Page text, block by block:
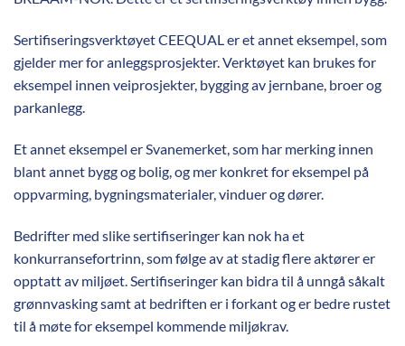
Sertifiseringsverktøyet CEEQUAL er et annet eksempel, som
gjelder mer for anleggsprosjekter. Verktøyet kan brukes for
eksempel innen veiprosjekter, bygging av jernbane, broer og
parkanlegg.
Et annet eksempel er Svanemerket, som har merking innen
blant annet bygg og bolig, og mer konkret for eksempel på
oppvarming, bygningsmaterialer, vinduer og dører.
Bedrifter med slike sertifiseringer kan nok ha et
konkurransefortrinn, som følge av at stadig flere aktører er
opptatt av miljøet. Sertifiseringer kan bidra til å unngå såkalt
grønnvasking samt at bedriften er i forkant og er bedre rustet
til å møte for eksempel kommende miljøkrav.